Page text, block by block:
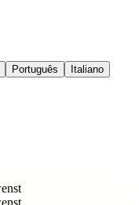
Português
Italiano